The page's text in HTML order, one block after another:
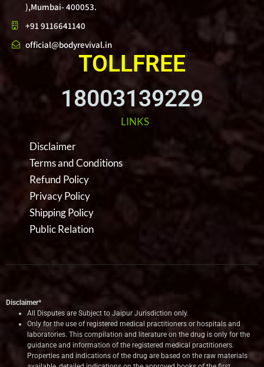
),Mumbai- 400053.
+91 9116641140
official@bodyrevival.in
TOLLFREE
18003139229
LINKS
Disclaimer
Terms and Conditions
Refund Policy
Privacy Policy
Shipping Policy
Public Relation
Disclaimer*
All Disputes are Subject to Jaipur Jurisdiction only.
Only for the use of registered medical practitioners or hospitals and
laboratories. This compilation and literature on the drug is only for the
guidance and information of the registered medical practitioners.
Properties and indications of the drug are based on the raw materials